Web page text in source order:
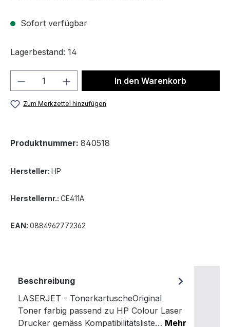
Sofort verfügbar
Lagerbestand: 14
Produkt Anzahl: Gib denIn den Warenkorb
Zum Merkzettel hinzufügen
Produktnummer: 840518
Hersteller: HP
Herstellernr.: CE411A
EAN: 0884962772362
Beschreibung
LASERJET - TonerkartuscheOriginal
Toner farbig passend zu HP Colour Laser
Drucker gemäss Kompatibilitätsliste… Mehr